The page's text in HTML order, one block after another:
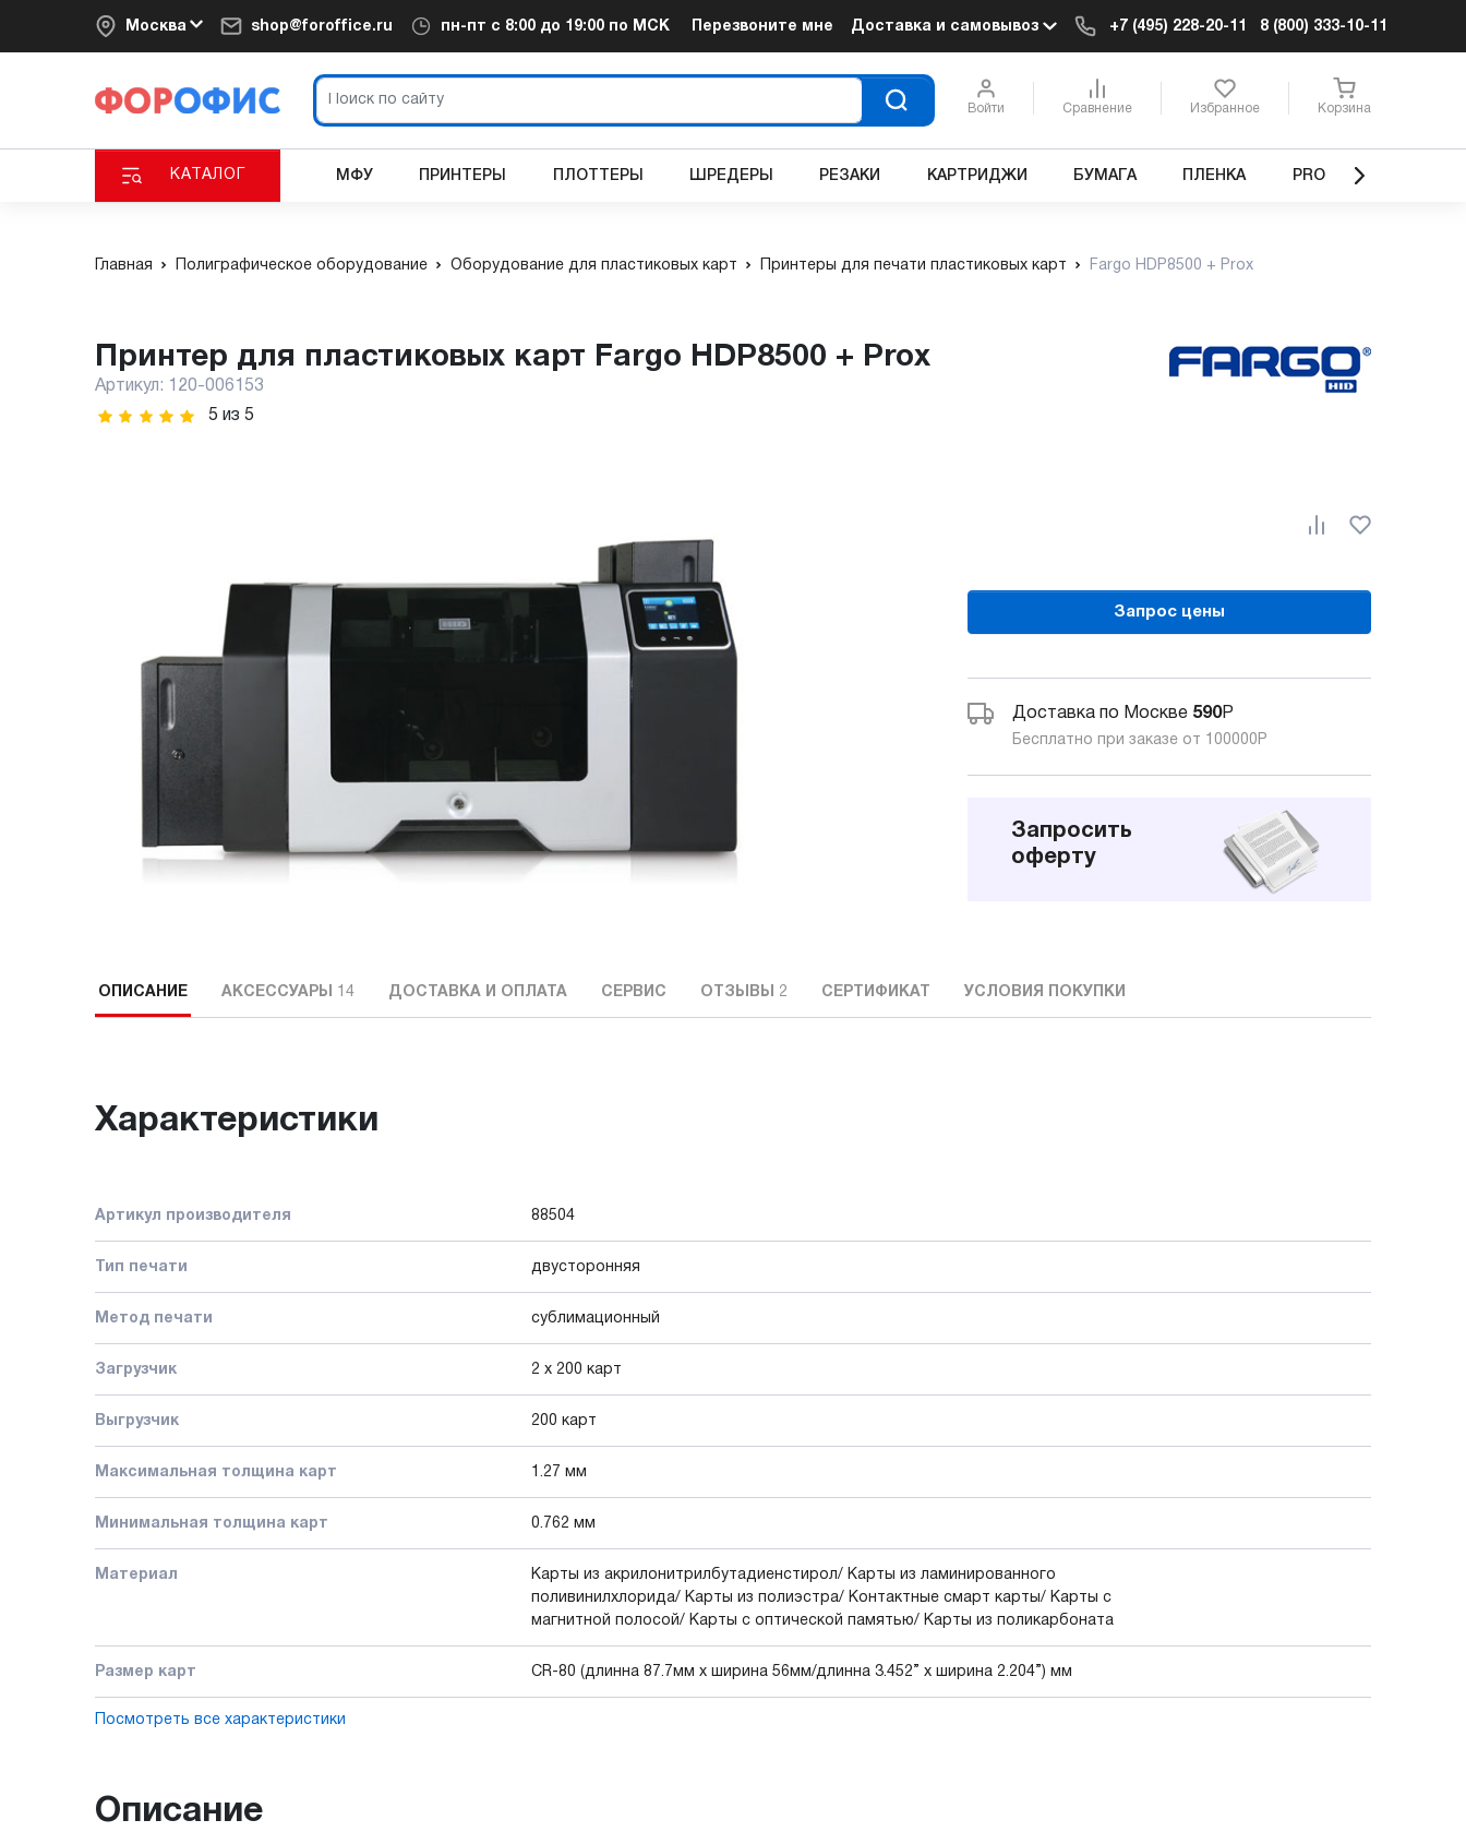
Москва shop@foroffice.ru пн-пт с 8:00 до 19:00 по МСК Перезвоните мне Доставка и самовывоз +7 (495) 228-20-11 8 (800) 333-10-11
Войти Сравнение Избранное Корзина
КАТАЛОГ МФУ ПРИНТЕРЫ ПЛОТТЕРЫ ШРЕДЕРЫ РЕЗАКИ КАРТРИДЖИ БУМАГА ПЛЕНКА PRO
Главная Полиграфическое оборудование Оборудование для пластиковых карт Принтеры для печати пластиковых карт Fargo HDP8500 + Prox
Принтер для пластиковых карт Fargo HDP8500 + Prox
Артикул:
120-006153
5 из 5
Запрос цены
Доставка по Москве 590Р
Бесплатно при заказе от 100000 Р
Запросить
оферту
ОПИСАНИЕ АКСЕССУАРЫ 14 ДОСТАВКА И ОПЛАТА СЕРВИС ОТЗЫВЫ 2 СЕРТИФИКАТ УСЛОВИЯ ПОКУПКИ
Характеристики
Артикул производителя 88504
Тип печати двусторонняя
Метод печати сублимационный
Загрузчик 2 х 200 карт
Выгрузчик 200 карт
Максимальная толщина карт 1.27 мм
Минимальная толщина карт 0.762 мм
Материал
Карты из акрилонитрилбутадиенстирол/ Карты из ламинированного
поливинилхлорида/ Карты из полиэстра/ Контактные смарт карты/ Карты с
магнитной полосой/ Карты с оптической памятью/ Карты из поликарбоната
Размер карт CR-80 (длинна 87.7мм x ширина 56мм/длинна 3.452” x ширина 2.204”) мм
Посмотреть все характеристики
Описание